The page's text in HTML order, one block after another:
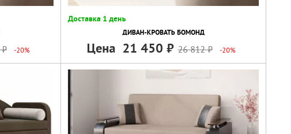
-20%
Доставка 1 день
ДИВАН-КРОВАТЬ БОМОНД
Цена 21 450 26 812 -20%